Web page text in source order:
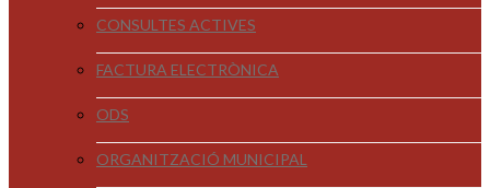
CONSULTES ACTIVES
FACTURA ELECTRÒNICA
ODS
ORGANITZACIÓ MUNICIPAL